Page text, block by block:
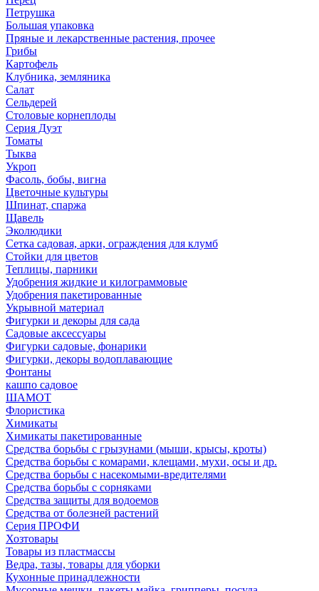
Петрушка
Большая упаковка
Пряные и лекарственные растения, прочее
Грибы
Картофель
Клубника, земляника
Салат
Сельдерей
Столовые корнеплоды
Серия Дуэт
Томаты
Тыква
Укроп
Фасоль, бобы, вигна
Цветочные культуры
Шпинат, спаржа
Щавель
Эколюдики
Сетка садовая, арки, ограждения для клумб
Стойки для цветов
Теплицы, парники
Удобрения жидкие и килограммовые
Удобрения пакетированные
Укрывной материал
Фигурки и декоры для сада
Садовые аксессуары
Фигурки садовые, фонарики
Фигурки, декоры водоплавающие
Фонтаны
кашпо садовое
ШАМОТ
Флористика
Химикаты
Химикаты пакетированные
Средства борьбы с грызунами (мыши, крысы, кроты)
Средства борьбы с комарами, клещами, мухи, осы и др.
Средства борьбы с насекомыми-вредителями
Средства борьбы с сорняками
Средства защиты для водоемов
Средства от болезней растений
Серия ПРОФИ
Хозтовары
Товары из пластмассы
Ведра, тазы, товары для уборки
Кухонные принадлежности